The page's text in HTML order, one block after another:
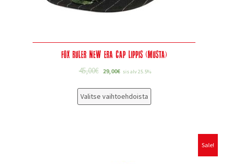
Fox Ruler New Era Cap Lippis (musta)
45,00€ 29,00€ sis alv 25.5%
Valitse vaihtoehdoista
Sale!